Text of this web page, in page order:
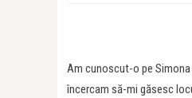
Am cunoscut-o pe Simona
încercam să-mi găsesc